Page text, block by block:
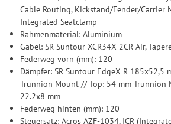
Cable Routing, Kickstand/Fender/Carrier
Integrated Seatclamp
Rahmenmaterial: Aluminium
Gabel: SR Suntour XCR34X 2CR Air,
Federweg vorn (mm): 120
Dämpfer: SR Suntour EdgeX R 185x52,5
Trunnion Mount // Top: 54 mm Trunnion
22.2x8 mm
Federweg hinten (mm): 120
Steuersatz: Acros AZF-1034, ICR